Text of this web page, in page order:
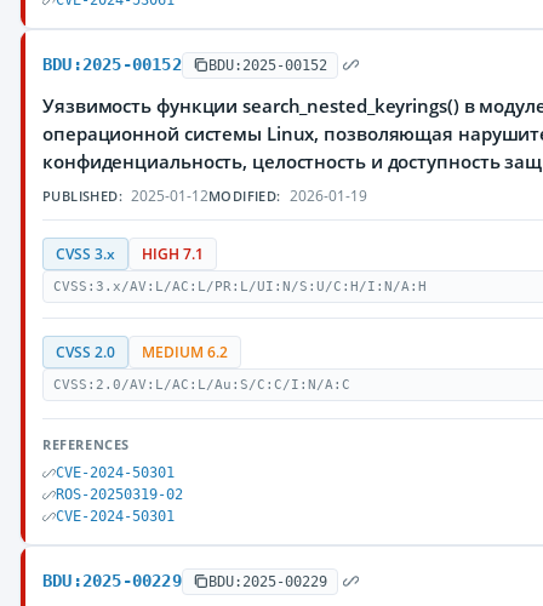
BDU:2025-00152 BDU:2025-00152
Уязвимость функции search_nested_keyrings() в
операционной системы Linux, позволяющая
конфиденциальность, целостность и доступность
PUBLISHED: 2025-01-12MODIFIED: 2026-01-19
CVSS 3.x HIGH 7.1
CVSS:3.x/AV:L/AC:L/PR:L/UI:N/S:U/C:H/I:N/A:H
CVSS 2.0 MEDIUM 6.2
CVSS:2.0/AV:L/AC:L/Au:S/C:C/I:N/A:C
REFERENCES
CVE-2024-50301
ROS-20250319-02
CVE-2024-50301
BDU:2025-00229 BDU:2025-00229